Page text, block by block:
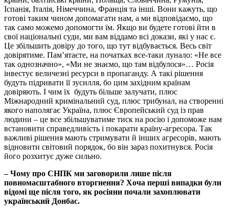
Іспанія, Італія, Німеччина, Франція та інші. Вони кажуть, що
готові таким чином допомагати нам, а ми відповідаємо, що
так само можемо допомогти їм. Якщо ви будете готові йти в
свої національні суди, ми вам віддамо всі докази, які у нас є.
Це збільшить довіру до того, що тут відбувається. Весь світ
довірятиме. Пам’ятаєте, на початках все-таки лунало: «Не все
так однозначно», «Ми не знаємо, що там відбулося»… Росія
інвестує величезні ресурси в пропаганду. А такі рішення
будуть підривати її зусилля, бо цим західним країнам
довіряють. І чим їх будуть більше залучати, плюс
Міжнародний кримінальний суд, плюс трибунал, на створенні
якого наполягає Україна, плюс Європейський суд із прав
людини – це все збільшуватиме тиск на росію і допоможе нам
встановити справедливість і покарати країну-агресора. Так
важливі рішення мають стримувати й інших агресорів, мають
відновити світовий порядок, бо він зараз похитнувся. Росія
його розхитує дуже сильно.
– Чому про СНПК ми заговорили лише після
повномасштабного вторгнення? Хоча перші випадки були
відомі ще після того, як росіяни почали захоплювати
український Донбас.